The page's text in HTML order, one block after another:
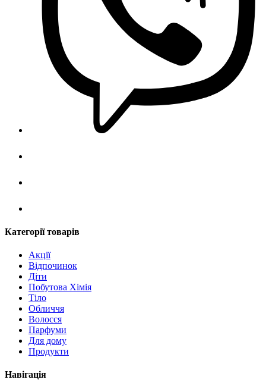
Категорії товарів
Акції
Відпочинок
Діти
Побутова Хімія
Тіло
Обличчя
Волосся
Парфуми
Для дому
Продукти
Навігація